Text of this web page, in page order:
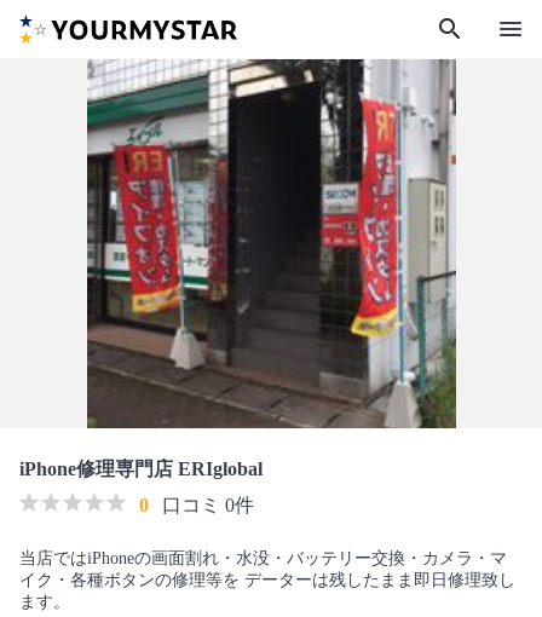
search menu
iPhone修理専門店 ERIglobal
0
口コミ 0件
当店ではiPhoneの画面割れ・水没・バッテリー交換・カメラ・マ
イク・各種ボタンの修理等を データーは残したまま即日修理致し
ます。